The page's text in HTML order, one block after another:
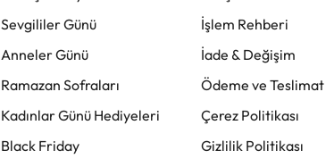
Sevgililer Günü
Anneler Günü
Ramazan Sofraları
Kadınlar Günü Hediyeleri
Black Friday
İşlem Rehberi
İade & Değişim
Ödeme ve Teslimat
Çerez Politikası
Gizlilik Politikası